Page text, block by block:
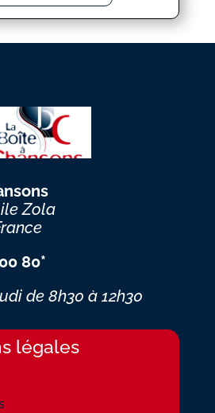
Zola
80*
de 8h30 à 12h30
légales